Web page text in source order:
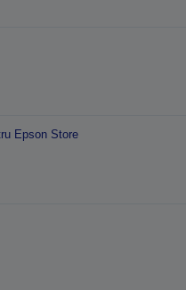
Epson Store